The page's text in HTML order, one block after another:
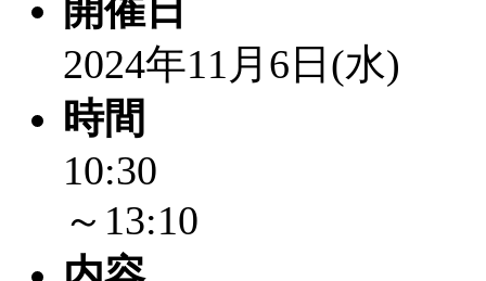
「まだまだ暑い！コ
レクリエーション
ットせよ！
「皆鶴姫のこびる塾
～」 受付期間：～
開催日
2024年11月6日(水)
時間
10:30
～13:10